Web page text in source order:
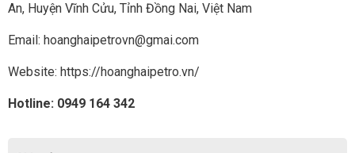
An, Huyện Vĩnh Cửu, Tỉnh Đồng Nai, Việt Nam
Email: hoanghaipetrovn@gmai.com
Website: https://hoanghaipetro.vn/
Hotline: 0949 164 342